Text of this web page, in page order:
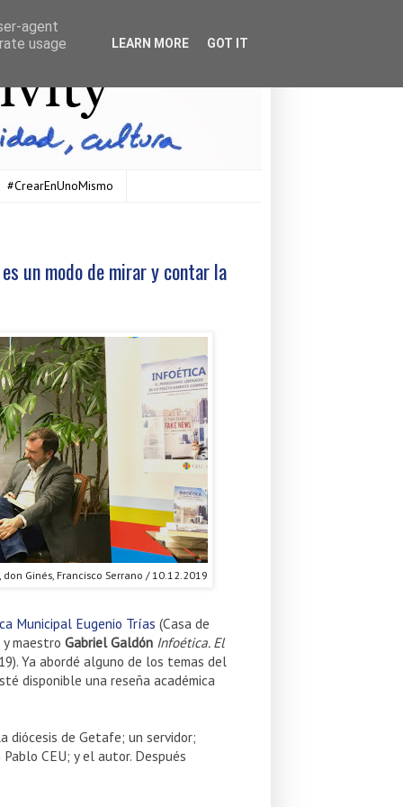
#CrearEnUnoMismo
un modo de mirar y contar la
Ginés, Francisco Serrano / 10.12.2019
Municipal Eugenio Trías (Casa de
maestro Gabriel Galdón Infoética. El
Ya abordé alguno de los temas del
disponible una reseña académica
diócesis de Getafe; un servidor;
CEU; y el autor. Después
agent
usage
LEARN MORE GOT IT